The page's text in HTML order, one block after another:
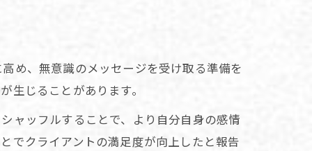
め、無意識のメッセージを受け取る準備を
生じることがあります。
ャッフルすることで、より自分自身の感情
でクライアントの満足度が向上したと報告